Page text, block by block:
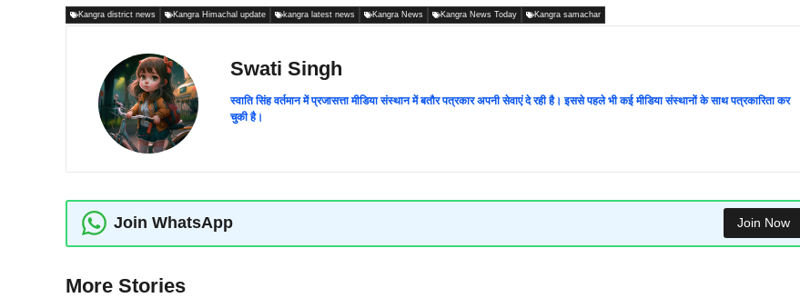
Kangra district news Kangra Himachal update kangra latest news Kangra News Kangra News Today Kangra samachar
Swati Singh
स्वाति सिंह वर्तमान में प्रजासत्ता मीडिया संस्थान में बतौर पत्रकार अपनी सेवाएं दे रही है। इससे पहले भी कई मीडिया संस्थानों के साथ पत्रकारिता कर
चुकी है।
Join WhatsApp Join Now
More Stories